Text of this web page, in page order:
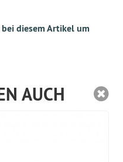
diesem Artikel um
AUCH